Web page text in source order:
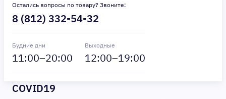
Остались вопросы по товару? Звоните:
8 (812) 332-54-32
Будние дни
11:00–20:00
Выходные
12:00–19:00
COVID19